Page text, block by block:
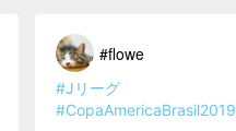
#flowe
#Jリーグ
#CopaAmericaBrasil2019